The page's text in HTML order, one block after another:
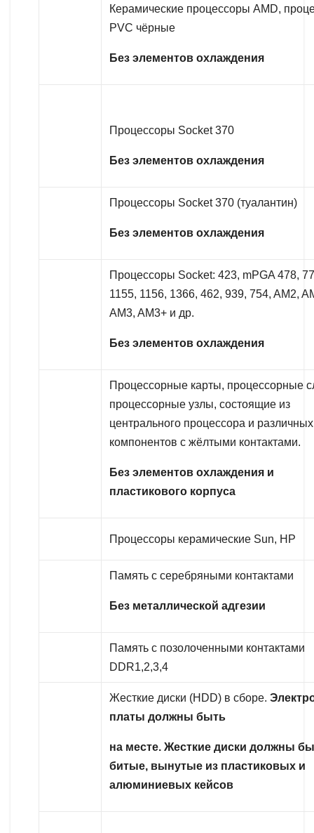
Керамические процессоры AMD,
PVC чёрные
Без элементов охлаждения
Процессоры Socket 370
Без элементов охлаждения
Процессоры Socket 370 (туалантин)
Без элементов охлаждения
Процессоры Socket: 423, mPGA 478,
1155, 1156, 1366, 462, 939, 754, AM2,
AM3, AM3+ и др.
Без элементов охлаждения
Процессорные карты, процессорные
процессорные узлы, состоящие из
центрального процессора и различных
компонентов с жёлтыми контактами.
Без элементов охлаждения и
пластикового корпуса
Процессоры керамические Sun, HP
Память с серебряными контактами
Без металлической адгезии
Память с позолоченными контактами
DDR1,2,3,4
Жесткие диски (HDD) в сборе.
платы должны быть
на месте. Жесткие диски должны
битые, вынутые из пластиковых и
алюминиевых кейсов